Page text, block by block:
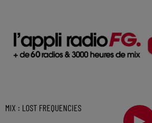
MIX : LOST FREQUENCIES